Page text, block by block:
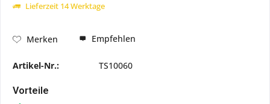
Lieferzeit 14 Werktage
Merken Empfehlen
Artikel-Nr.: TS10060
Vorteile